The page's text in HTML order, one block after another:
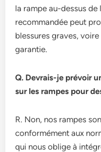
la rampe au-dessus
recommandée peut
blessures graves,
garantie.
Q. Devrais-je prévoir
sur les rampes pour
R. Non, nos rampes
conformément aux
qui nous oblige à